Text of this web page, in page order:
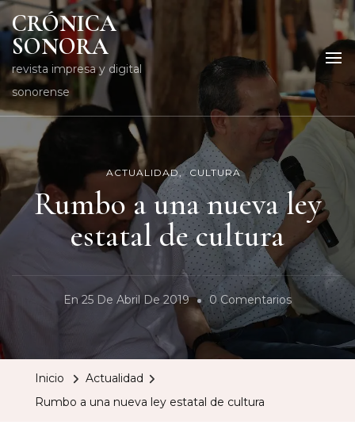
CRÓNICA
SONORA
revista impresa y digital
sonorense
ACTUALIDAD CULTURA
Rumbo a una nueva ley
estatal de cultura
En 25 De Abril De 2019 0 ComentariosEn
A
Inicio
Actualidad
Rumbo a una nueva ley estatal de cultura